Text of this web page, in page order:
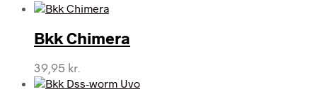
Bkk Chimera
39,95 kr.